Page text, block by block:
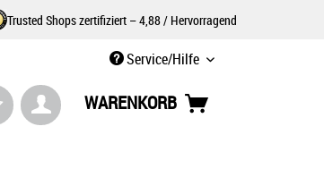
Trusted Shops zertifiziert – 4,88 / Hervorragend
Service/Hilfe
WARENKORB